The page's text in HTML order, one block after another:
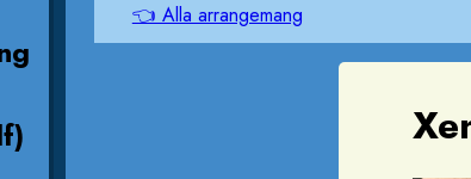
👈 Alla arrangemang